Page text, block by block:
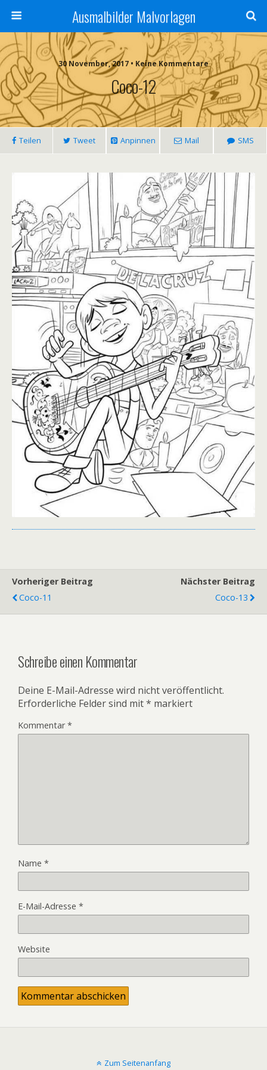
Ausmalbilder Malvorlagen
30 November, 2017 • Keine Kommentare
Coco-12
Teilen Tweet Anpinnen Mail SMS
Vorheriger Beitrag
Coco-11
Nächster Beitrag
Coco-13
Schreibe einen Kommentar
Deine E-Mail-Adresse wird nicht veröffentlicht.
Erforderliche Felder sind mit* markiert
Kommentar*
Name *
E-Mail-Adresse *
Website
Zum Seitenanfang